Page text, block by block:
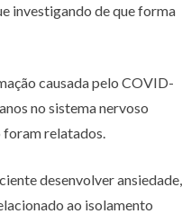
investigando de que forma
causada pelo COVID-
no sistema nervoso
relatados.
desenvolver ansiedade,
ao isolamento